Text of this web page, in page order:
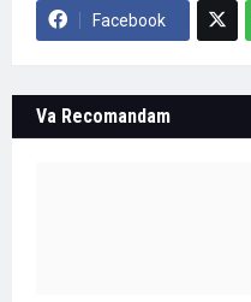
Facebook
Va Recomandam